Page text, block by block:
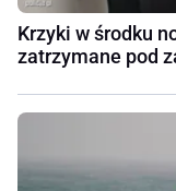
Krzyki w środku
zatrzymane pod